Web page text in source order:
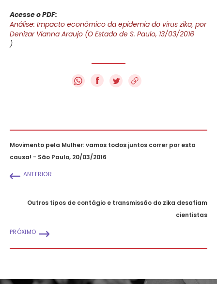
Acesse o PDF:
Análise: Impacto econômico da epidemia do vírus zika, por
Denizar Vianna Araujo (O Estado de S. Paulo, 13/03/2016
)
f
Movimento pela Mulher: vamos todos juntos correr por esta
causa! - São Paulo, 20/03/2016
ANTERIOR
Outros tipos de contágio e transmissão do zika desafiam
cientistas
PRÓXIMO